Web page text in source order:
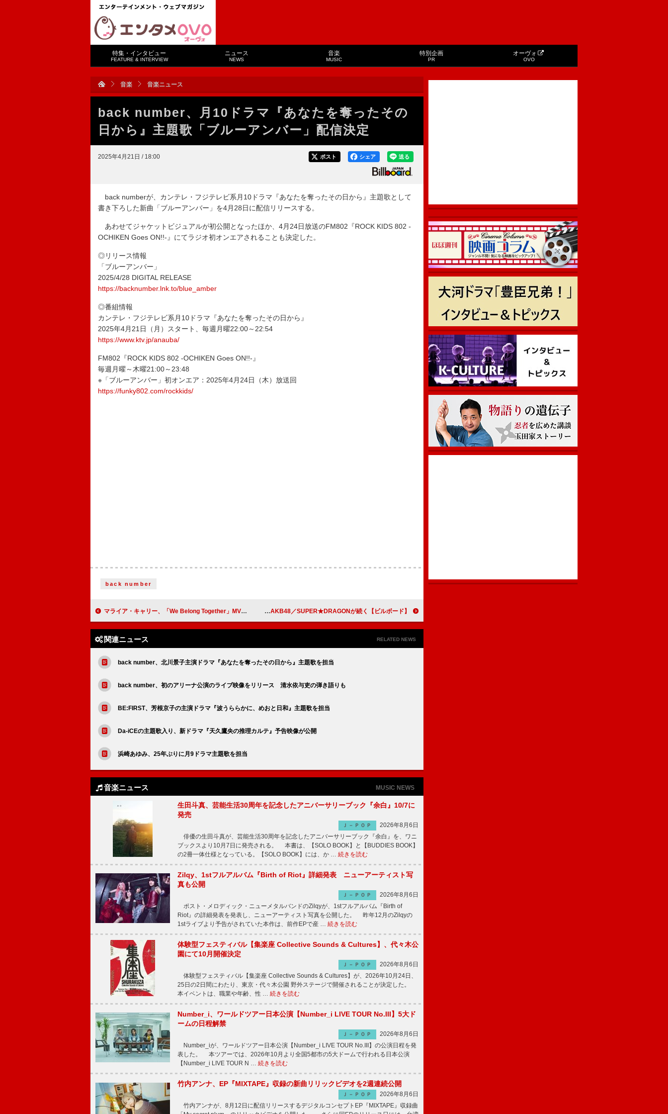
特集・インタビュー
FEATURE & INTERVIEW
ニュース
NEWS
音楽
MUSIC
特別企画
PR
オーヴォ
OVO
音楽 音楽ニュース
back number、月10ドラマ『あなたを奪ったその
日から』主題歌「ブルーアンバー」配信決定
2025年4月21日 / 18:00 送る
シェア
ポスト
back numberが、カンテレ・フジテレビ系月10ドラマ『あなたを奪ったその日から』主題歌として
書き下ろした新曲「ブルーアンバー」を4月28日に配信リリースする。
あわせてジャケットビジュアルが初公開となったほか、4月24日放送のFM802『ROCK KIDS 802 -
OCHIKEN Goes ON!!-』にてラジオ初オンエアされることも決定した。
◎リリース情報
「ブルーアンバー」
2025/4/28 DIGITAL RELEASE
https://backnumber.lnk.to/blue_amber
◎番組情報
カンテレ・フジテレビ系月10ドラマ『あなたを奪ったその日から』
2025年4月21日（月）スタート、毎週月曜22:00～22:54
https://www.ktv.jp/anauba/
FM802『ROCK KIDS 802 -OCHIKEN Goes ON!!-』
毎週月曜～木曜21:00～23:48
※「ブルーアンバー」初オンエア：2025年4月24日（木）放送回
https://funky802.com/rockkids/
back number
マライア・キャリー、「We Belong Together」MVで自分のウェディングドレスを着た理由を明かす 【ビルボード】ME:I『MUSE』23万枚でシングル1位、AKB48／SUPER★DRAGONが続く
関連ニュース RELATED NEWS
back number、北川景子主演ドラマ『あなたを奪ったその日から』主題歌を担当
back number、初のアリーナ公演のライブ映像をリリース 清水依与吏の弾き語りも
BE:FIRST、芳根京子の主演ドラマ『波うららかに、めおと日和』主題歌を担当
Da-iCEの主題歌入り、新ドラマ『天久鷹央の推理カルテ』予告映像が公開
浜崎あゆみ、25年ぶりに月9ドラマ主題歌を担当
音楽ニュース MUSIC NEWS
生田斗真、芸能生活30周年を記念したアニバーサリーブック『余白』10/7に
発売
Ｊ－ＰＯＰ
2026年8月6日
俳優の生田斗真が、芸能生活30周年を記念したアニバーサリーブック『余白』を、ワニ
ブックスより10月7日に発売される。 本書は、【SOLO BOOK】と【BUDDIES BOOK】
の2冊一体仕様となっている。【SOLO BOOK】には、か … 続きを読む
Zilqy、1stフルアルバム『Birth of Riot』詳細発表 ニューアーティスト写
真も公開
Ｊ－ＰＯＰ
2026年8月6日
ポスト・メロディック・ニューメタルバンドのZilqyが、1stフルアルバム『Birth of
Riot』の詳細発表を発表し、ニューアーティスト写真を公開した。 昨年12月のZilqyの
1stライブより予告がされていた本作は、前作EPで産 … 続きを読む
体験型フェスティバル【集楽座 Collective Sounds & Cultures】、代々木公
園にて10月開催決定
Ｊ－ＰＯＰ
2026年8月6日
体験型フェスティバル【集楽座 Collective Sounds & Cultures】が、2026年10月24日、
25日の2日間にわたり、東京・代々木公園 野外ステージで開催されることが決定した。
本イベントは、職業や年齢、性 … 続きを読む
Number_i、ワールドツアー日本公演【Number_i LIVE TOUR No.III】5大ド
ームの日程解禁
Ｊ－ＰＯＰ
2026年8月6日
Number_iが、ワールドツアー日本公演【Number_i LIVE TOUR No.III】の公演日程を発
表した。 本ツアーでは、2026年10月より全国5都市の5大ドームで行われる日本公演
【Number_i LIVE TOUR N … 続きを読む
竹内アンナ、EP『MIXTAPE』収録の新曲リリックビデオを2週連続公開
Ｊ－ＰＯＰ
2026年8月6日
竹内アンナが、8月12日に配信リリースするデジタルコンセプトEP『MIXTAPE』収録曲